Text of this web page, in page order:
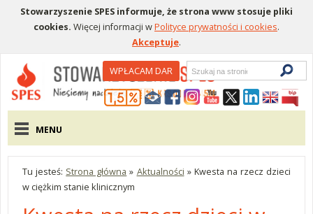
Stowarzyszenie SPES informuje, że strona www stosuje pliki
cookies. Więcej informacji wPolityce prywatności i cookies.
Akceptuje.
Menu pomocniczeWPŁACAM DAR
Wyszukiwarka
Menu główne
MENU
Tu jesteś: Strona główna » Aktualności » Kwesta na rzecz dzieci
w ciężkim stanie klinicznym